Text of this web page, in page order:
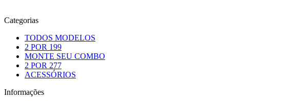
Categorias
TODOS MODELOS
2 POR 199
MONTE SEU COMBO
2 POR 277
ACESSÓRIOS
Informações